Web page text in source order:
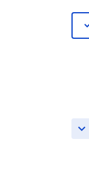
keyboard_arrow_down